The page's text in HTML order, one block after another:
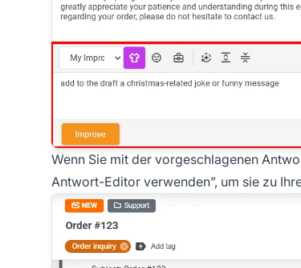
Wenn Sie mit der vorgeschlagenen
Antwort-Editor verwenden”, um sie zu